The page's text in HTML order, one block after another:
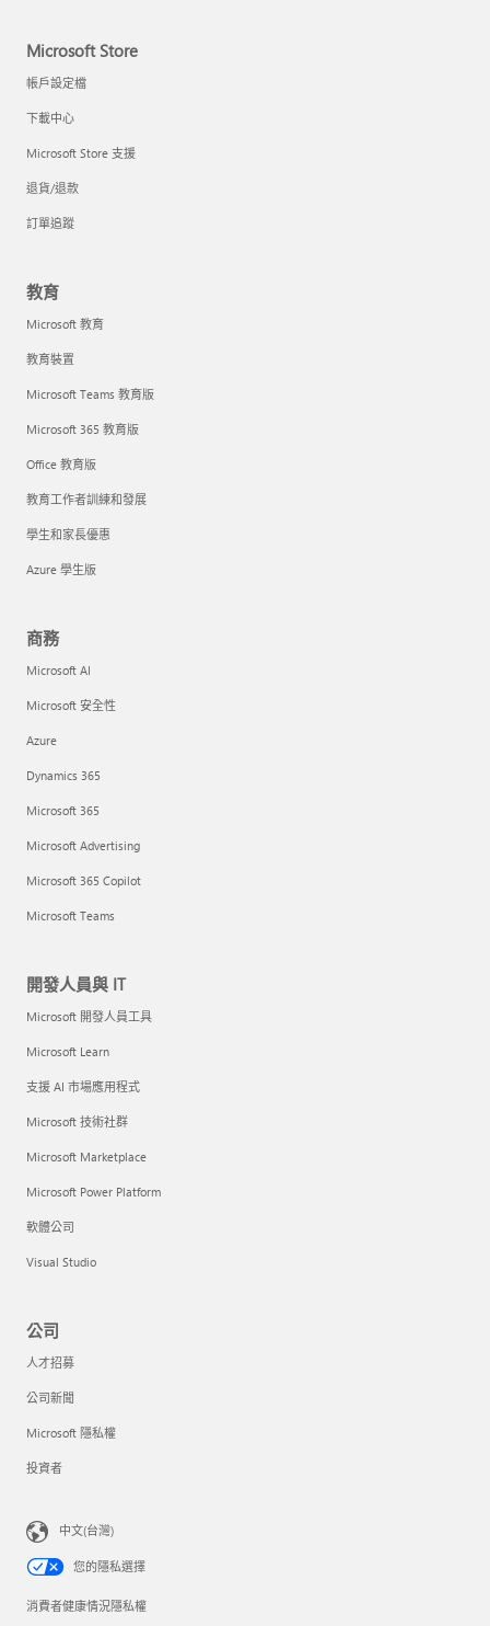
Microsoft Store
帳戶設定檔
下載中心
Microsoft Store 支援
退貨/退款
訂單追蹤
教育
Microsoft 教育
教育裝置
Microsoft Teams 教育版
Microsoft 365 教育版
Office 教育版
教育工作者訓練和發展
學生和家長優惠
Azure 學生版
商務
Microsoft AI
Microsoft 安全性
Azure
Dynamics 365
Microsoft 365
Microsoft Advertising
Microsoft 365 Copilot
Microsoft Teams
開發人員與 IT
Microsoft 開發人員工具
Microsoft Learn
支援 AI 市場應用程式
Microsoft 技術社群
Microsoft Marketplace
Microsoft Power Platform
軟體公司
Visual Studio
公司
人才招募
公司新聞
Microsoft 隱私權
投資者
中文(台灣)
您的隱私選擇
消費者健康情況隱私權